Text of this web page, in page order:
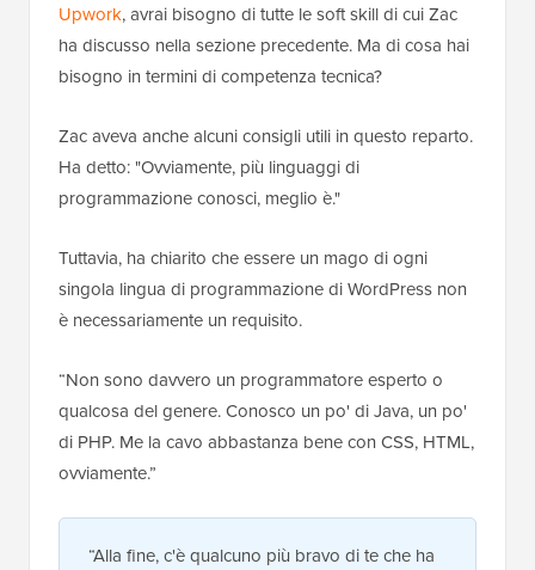
Upwork, avrai bisogno di tutte le soft skill di cui Zac
ha discusso nella sezione precedente. Ma di cosa hai
bisogno in termini di competenza tecnica?
Zac aveva anche alcuni consigli utili in questo reparto.
Ha detto: "Ovviamente, più linguaggi di
programmazione conosci, meglio è."
Tuttavia, ha chiarito che essere un mago di ogni
singola lingua di programmazione di WordPress non
è necessariamente un requisito.
“Non sono davvero un programmatore esperto o
qualcosa del genere. Conosco un po' di Java, un po'
di PHP. Me la cavo abbastanza bene con CSS, HTML,
ovviamente.”
“Alla fine, c'è qualcuno più bravo di te che ha